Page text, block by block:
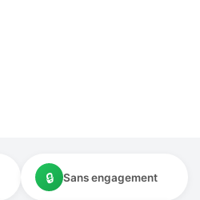
🔒 Sans engagement